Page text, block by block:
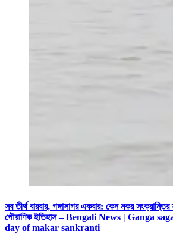
সব তীর্থ বারবার, গঙ্গাসাগর একবার: কেন মকর
পৌরাণিক ইতিহাস – Bengali News | Ganga
day of makar sankranti